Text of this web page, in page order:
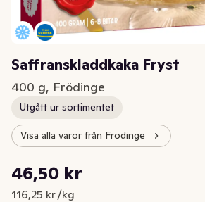
Saffranskladdkaka Fryst
400 g, Frödinge
Utgått ur sortimentet
Visa alla varor från Frödinge
Nuvarande pris är: 46,50 kr
46,50 kr
116,25 kr /kg
Styckpris: 116,25 kr /kg